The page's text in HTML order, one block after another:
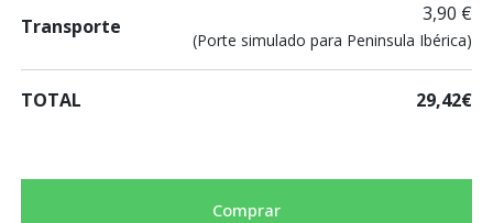
Transporte
3,90 €
(Porte simulado para Peninsula Ibérica)
TOTAL 29,42€
Comprar